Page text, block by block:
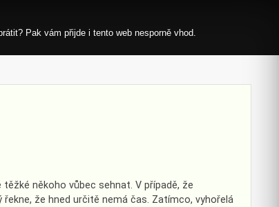
Pak vám přijde i tento web nesporně vhod.
někoho vůbec sehnat. V případě, že
že hned určitě nemá čas. Zatímco, vyhořelá